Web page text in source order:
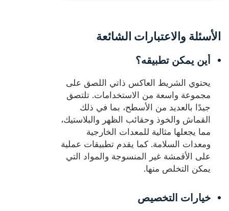
الأسئلة والاعتبارات الشائعة
أين يمكن تطبيقه؟
يحتوي الشريط العاكس ذاتي اللصق على
مجموعة واسعة من الاستخدامات. تلتصق
جيدًا بالعديد من الأسطح، بما في ذلك
القماش والخوذ وحقائب الظهر والبلاستيك،
مما يجعلها مثالية للمعدات الخارجية
ومعدات السلامة. كما يقدم تطبيقات عملية
على الأقمشة غير المنسوجة والمواد التي
يمكن التخلص منها.
خيارات التخصيص